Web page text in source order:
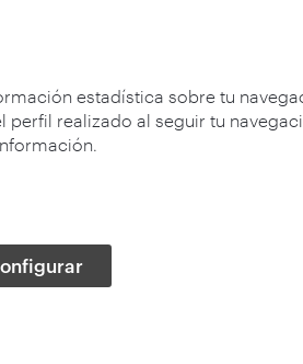
estadística sobre tu
realizado al seguir tu